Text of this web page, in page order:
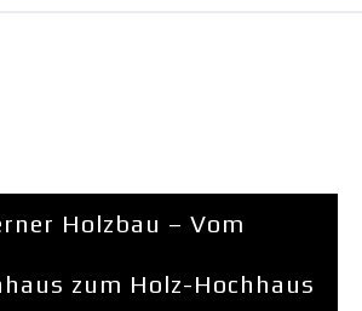
Holzbau – Vom
zum Holz-Hochhaus